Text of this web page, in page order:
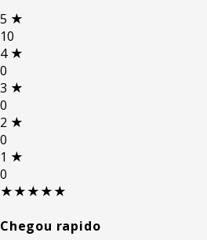
5 ★
10
4 ★
0
3 ★
0
2 ★
0
1 ★
0
★★★★★
Chegou rapido